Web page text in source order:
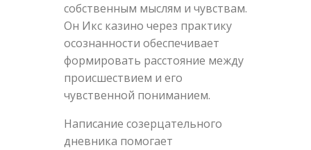
собственным мыслям и чувствам.
Он Икс казино через практику
осознанности обеспечивает
формировать расстояние между
происшествием и его
чувственной пониманием.
Написание созерцательного
дневника помогает